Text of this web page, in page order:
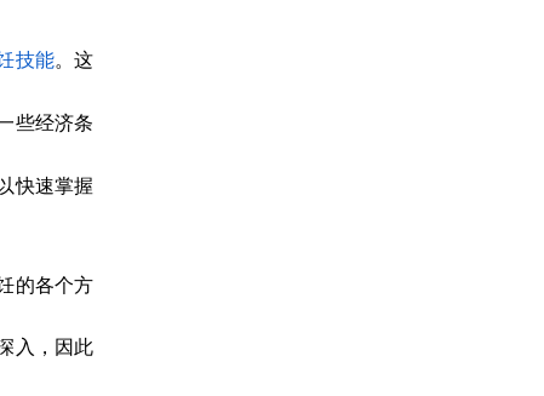
技能。这
些经济条
快速掌握
的各个方
入，因此